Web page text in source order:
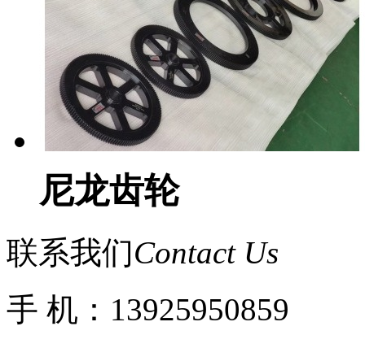
尼龙齿轮
联系我们Contact Us
手 机：13925950859